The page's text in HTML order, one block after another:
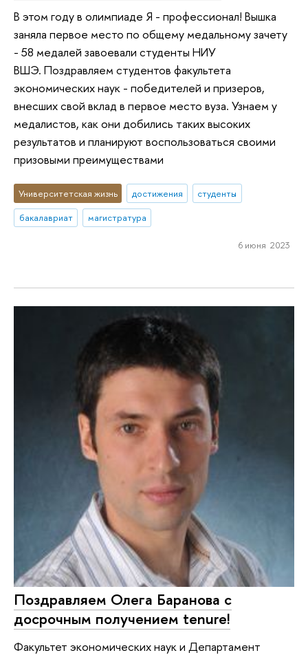
В этом году в олимпиаде Я - профессионал! Вышка
заняла первое место по общему медальному зачету
- 58 медалей завоевали студенты НИУ
ВШЭ. Поздравляем студентов факультета
экономических наук - победителей и призеров,
внесших свой вклад в первое место вуза. Узнаем у
медалистов, как они добились таких высоких
результатов и планируют воспользоваться своими
призовыми преимуществами
Университетская жизнь достижения
студенты
бакалавриат
магистратура
6 июня 2023
Поздравляем Олега Баранова с
досрочным получением tenure!
Факультет экономических наук и Департамент